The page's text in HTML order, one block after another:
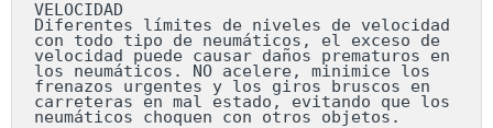
VELOCIDAD
Diferentes límites de niveles de velocidad
con todo tipo de neumáticos, el exceso de
velocidad puede causar daños prematuros en
los neumáticos. NO acelere, minimice los
frenazos urgentes y los giros bruscos en
carreteras en mal estado, evitando que los
neumáticos choquen con otros objetos.